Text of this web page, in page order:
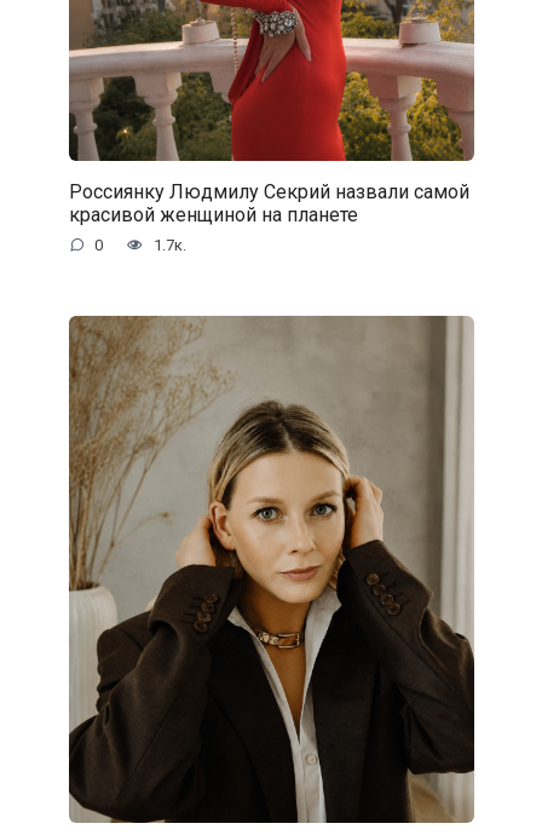
Россиянку Людмилу Секрий назвали самой
красивой женщиной на планете
0 1.7к.